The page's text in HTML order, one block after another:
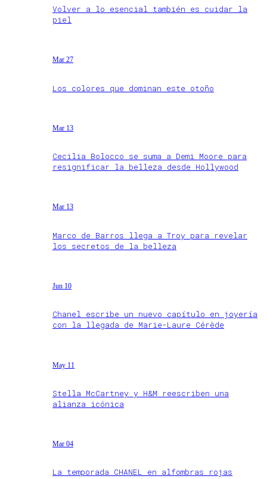
Volver a lo esencial también es cuidar la
piel
Mar 27
Los colores que dominan este otoño
Mar 13
Cecilia Bolocco se suma a Demi Moore para
resignificar la belleza desde Hollywood
Mar 13
Marco de Barros llega a Troy para revelar
los secretos de la belleza
Jun 10
Chanel escribe un nuevo capítulo en joyería
con la llegada de Marie-Laure Cérède
May 11
Stella McCartney y H&M reescriben una
alianza icónica
Mar 04
La temporada CHANEL en alfombras rojas